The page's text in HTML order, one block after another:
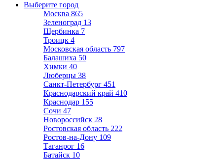
Выберите город
Москва 865
Зеленоград 13
Щербинка 7
Троицк 4
Московская область 797
Балашиха 50
Химки 40
Люберцы 38
Санкт-Петербург 451
Краснодарский край 410
Краснодар 155
Сочи 47
Новороссийск 28
Ростовская область 222
Ростов-на-Дону 109
Таганрог 16
Батайск 10